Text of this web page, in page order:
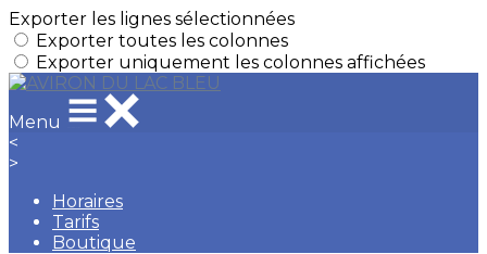
Exporter les lignes sélectionnées
Exporter toutes les colonnes
Exporter uniquement les colonnes affichées
Menu
<
>
Horaires
Tarifs
Boutique